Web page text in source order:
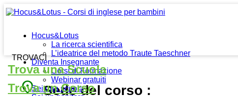
Hocus&Lotus
La ricerca scientifica
L’ideatrice del metodo Traute Taeschner
Diventa Insegnante
Corsi di Formazione
Webinar gratuiti
Sei una scuola
TROVACI
Trova una Scuola
Trova un Corso
place Sede del corso :